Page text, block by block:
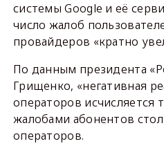
системы Google и её
число жалоб
провайдеров «кратно
По данным президента
Грищенко, «негативная
операторов исчисляется
жалобами абонентов
операторов.